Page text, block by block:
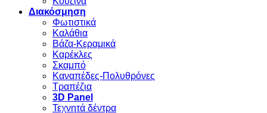
Διακόσμηση
Φωτιστικά
Καλάθια
Βάζα-Κεραμικά
Καρέκλες
Σκαμπό
Καναπέδες-Πολυθρόνες
Τραπέζια
3D Panel
Τεχνητά δέντρα